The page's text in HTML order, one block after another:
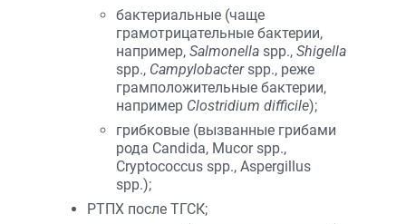
бактериальные (чаще
грамотрицательные бактерии,
например, Salmonella spp., Shigella
spp., Campylobacterspp., реже
грамположительные бактерии,
например Clostridium difficile);
грибковые (вызванные грибами
рода Candida, Mucor spp.,
Cryptococcus spp., Aspergillus
spp.);
РТПХ после ТГСК;